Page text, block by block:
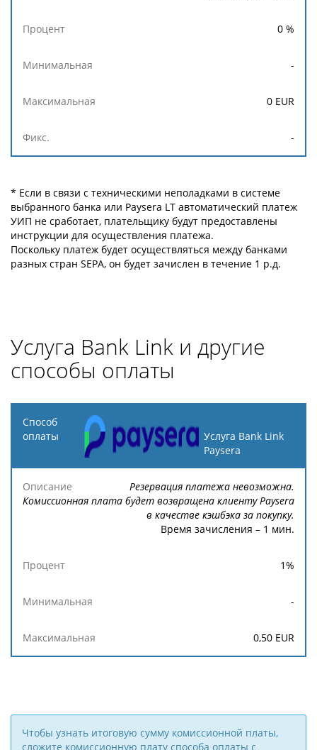
0 %
-
0 EUR
-
* Если в связи с техническими неполадками в системе
выбранного банка или Paysera LT автоматический платеж
УИП не сработает, плательщику будут предоставлены
инструкции для осуществления платежа.
Поскольку платеж будет осуществляться между банками
разных стран SEPA, он будет зачислен в течение 1 р.д.
Услуга Bank Link и другие
способы оплаты
Способ
оплаты
Описание Процент Минимальная
Услуга Bank Link
Paysera
Резервация платежа невозможна.
Комиссионная плата будет возвращена клиенту Paysera
в качестве кэшбэка за покупку.
Время зачисления – 1 мин.
1%
-
0,50 EUR
Чтобы узнать итоговую сумму комиссионной платы,
сложите комиссионную плату способа оплаты с